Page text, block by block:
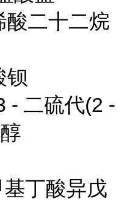
酸二十二烷
钡
- 二硫代(2 -
丁酸异戊